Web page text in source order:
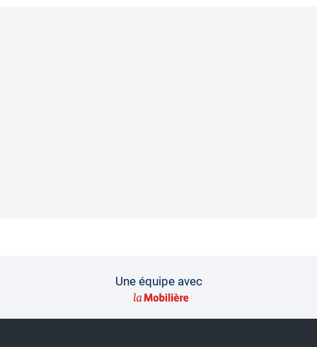
Une équipe avec